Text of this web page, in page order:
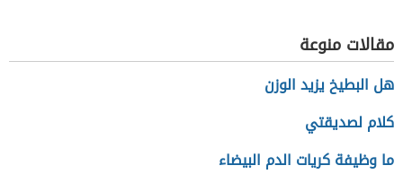
مقالات منوعة
هل البطيخ يزيد الوزن
كلام لصديقتي
ما وظيفة كريات الدم البيضاء